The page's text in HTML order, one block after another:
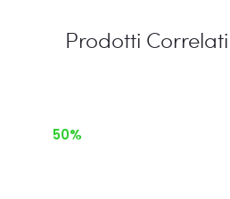
Prodotti Correlati
50%